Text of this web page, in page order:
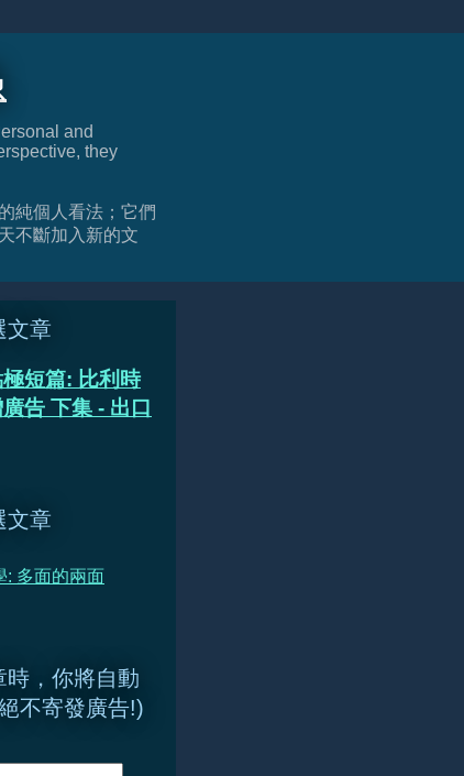
and
they
純個人看法；它們
不斷加入新的文
文章
短篇: 比利時
告 下集 - 出口
文章
: 多面的兩面
時，你將自動
不寄發廣告!)